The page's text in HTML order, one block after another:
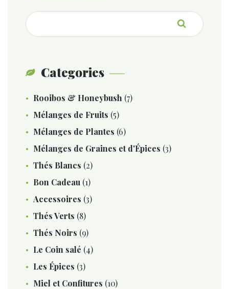
Recherche
pour :
Categories
Rooibos & Honeybush (7)
Mélanges de Fruits (5)
Mélanges de Plantes (6)
Mélanges de Graines et d'Épices (3)
Thés Blancs (2)
Bon Cadeau (1)
Accessoires (3)
Thés Verts (8)
Thés Noirs (9)
Le Coin salé (4)
Les Épices (3)
Miel et Confitures (10)